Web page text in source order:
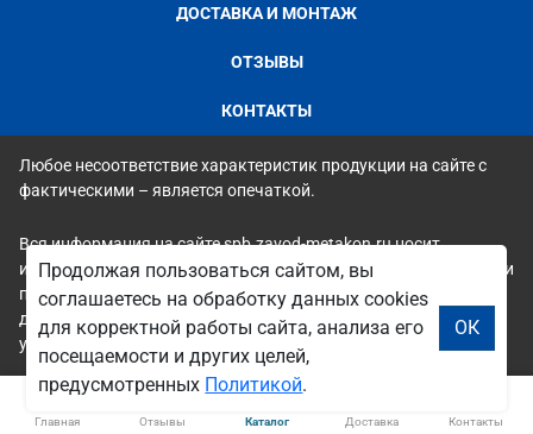
ДОСТАВКА И МОНТАЖ
ОТЗЫВЫ
КОНТАКТЫ
Любое несоответствие характеристик продукции на сайте с
фактическими – является опечаткой.
Вся информация на сайте spb.zavod-metakon.ru носит
исключительно ознакомительный и справочный характер и ни
при каких условиях не является публичной офертой. Всю
дополнительную информацию можно узнать по телефонам
указанным на сайте.
Главная Отзывы Каталог Доставка Контакты
Продолжая пользоваться сайтом, вы
соглашаетесь на обработку данных cookies
для корректной работы сайта, анализа его
посещаемости и других целей,
предусмотренных Политикой.
ОК